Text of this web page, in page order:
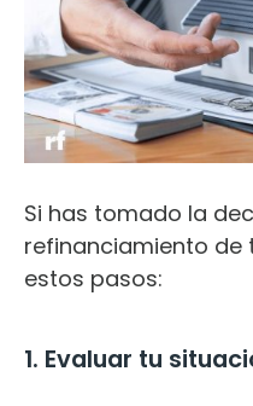
Si has tomado la
refinanciamiento de
estos pasos:
1. Evaluar tu